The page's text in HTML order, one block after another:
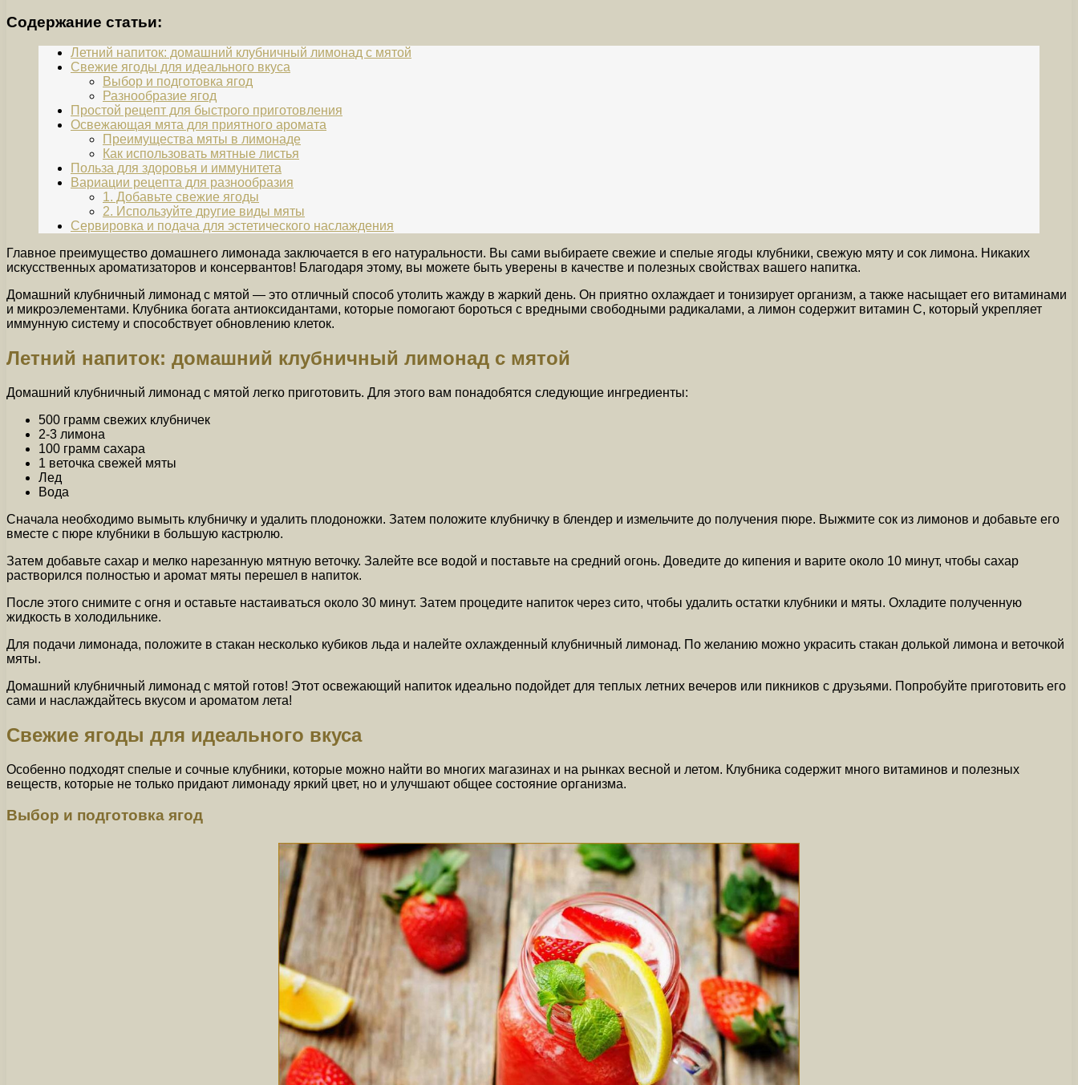
Содержание статьи:
Летний напиток: домашний клубничный лимонад с мятой
Свежие ягоды для идеального вкуса
Выбор и подготовка ягод
Разнообразие ягод
Простой рецепт для быстрого приготовления
Освежающая мята для приятного аромата
Преимущества мяты в лимонаде
Как использовать мятные листья
Польза для здоровья и иммунитета
Вариации рецепта для разнообразия
1. Добавьте свежие ягоды
2. Используйте другие виды мяты
Сервировка и подача для эстетического наслаждения
Главное преимущество домашнего лимонада заключается в его натуральности. Вы сами выбираете свежие и спелые ягоды клубники, свежую мяту и сок лимона. Никаких
искусственных ароматизаторов и консервантов! Благодаря этому, вы можете быть уверены в качестве и полезных свойствах вашего напитка.
Домашний клубничный лимонад с мятой — это отличный способ утолить жажду в жаркий день. Он приятно охлаждает и тонизирует организм, а также насыщает его витаминами
и микроэлементами. Клубника богата антиоксидантами, которые помогают бороться с вредными свободными радикалами, а лимон содержит витамин С, который укрепляет
иммунную систему и способствует обновлению клеток.
Летний напиток: домашний клубничный лимонад с мятой
Домашний клубничный лимонад с мятой легко приготовить. Для этого вам понадобятся следующие ингредиенты:
500 грамм свежих клубничек
2-3 лимона
100 грамм сахара
1 веточка свежей мяты
Лед
Вода
Сначала необходимо вымыть клубничку и удалить плодоножки. Затем положите клубничку в блендер и измельчите до получения пюре. Выжмите сок из лимонов и добавьте его
вместе с пюре клубники в большую кастрюлю.
Затем добавьте сахар и мелко нарезанную мятную веточку. Залейте все водой и поставьте на средний огонь. Доведите до кипения и варите около 10 минут, чтобы сахар
растворился полностью и аромат мяты перешел в напиток.
После этого снимите с огня и оставьте настаиваться около 30 минут. Затем процедите напиток через сито, чтобы удалить остатки клубники и мяты. Охладите полученную
жидкость в холодильнике.
Для подачи лимонада, положите в стакан несколько кубиков льда и налейте охлажденный клубничный лимонад. По желанию можно украсить стакан долькой лимона и веточкой
мяты.
Домашний клубничный лимонад с мятой готов! Этот освежающий напиток идеально подойдет для теплых летних вечеров или пикников с друзьями. Попробуйте приготовить его
сами и наслаждайтесь вкусом и ароматом лета!
Свежие ягоды для идеального вкуса
Особенно подходят спелые и сочные клубники, которые можно найти во многих магазинах и на рынках весной и летом. Клубника содержит много витаминов и полезных
веществ, которые не только придают лимонаду яркий цвет, но и улучшают общее состояние организма.
Выбор и подготовка ягод